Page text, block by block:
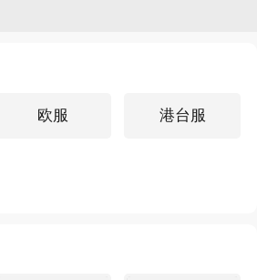
欧服 港台服